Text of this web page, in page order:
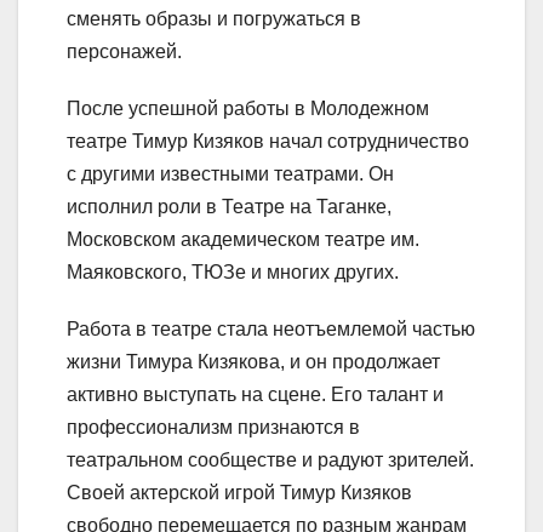
сменять образы и погружаться в
персонажей.
После успешной работы в Молодежном
театре Тимур Кизяков начал сотрудничество
с другими известными театрами. Он
исполнил роли в Театре на Таганке,
Московском академическом театре им.
Маяковского, ТЮЗе и многих других.
Работа в театре стала неотъемлемой частью
жизни Тимура Кизякова, и он продолжает
активно выступать на сцене. Его талант и
профессионализм признаются в
театральном сообществе и радуют зрителей.
Своей актерской игрой Тимур Кизяков
свободно перемещается по разным жанрам